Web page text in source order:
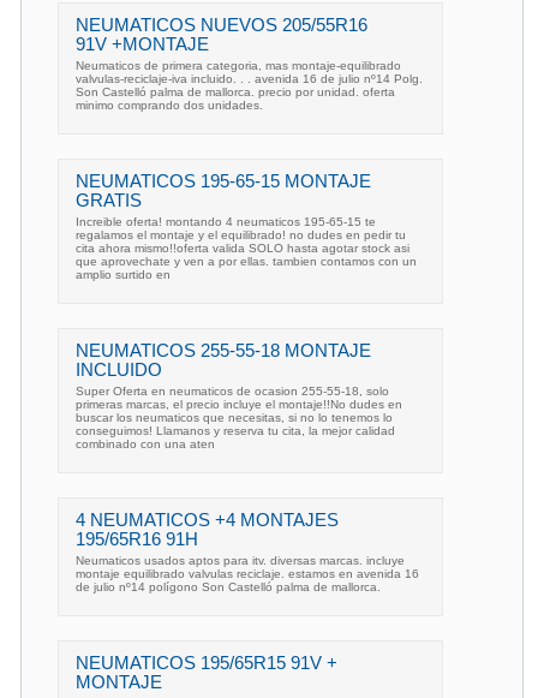
NEUMATICOS NUEVOS 205/55R16
91V +MONTAJE
Neumaticos de primera categoria, mas montaje-equilibrado
valvulas-reciclaje-iva incluido. . . avenida 16 de julio nº14 Polg.
Son Castelló palma de mallorca. precio por unidad. oferta
minimo comprando dos unidades.
NEUMATICOS 195-65-15 MONTAJE
GRATIS
Increible oferta! montando 4 neumaticos 195-65-15 te
regalamos el montaje y el equilibrado! no dudes en pedir tu
cita ahora mismo!!oferta valida SOLO hasta agotar stock asi
que aprovechate y ven a por ellas. tambien contamos con un
amplio surtido en
NEUMATICOS 255-55-18 MONTAJE
INCLUIDO
Super Oferta en neumaticos de ocasion 255-55-18, solo
primeras marcas, el precio incluye el montaje!!No dudes en
buscar los neumaticos que necesitas, si no lo tenemos lo
conseguimos! Llamanos y reserva tu cita, la mejor calidad
combinado con una aten
4 NEUMATICOS +4 MONTAJES
195/65R16 91H
Neumaticos usados aptos para itv. diversas marcas. incluye
montaje equilibrado valvulas reciclaje. estamos en avenida 16
de julio nº14 polígono Son Castelló palma de mallorca.
NEUMATICOS 195/65R15 91V +
MONTAJE